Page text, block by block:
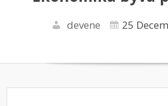
devene 25